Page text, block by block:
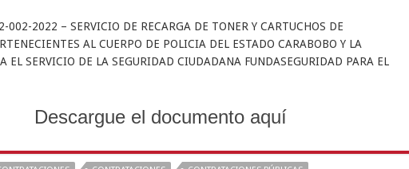
002-2022 – SERVICIO DE RECARGA DE TONER Y CARTUCHOS DE
AL CUERPO DE POLICIA DEL ESTADO CARABOBO Y LA
EL SERVICIO DE LA SEGURIDAD CIUDADANA FUNDASEGURIDAD PARA EL
Descargue el documento aquí